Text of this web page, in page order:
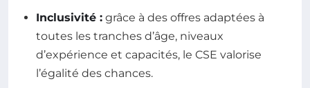
Inclusivité : grâce à des offres adaptées à
toutes les tranches d’âge, niveaux
d’expérience et capacités, le CSE valorise
l’égalité des chances.